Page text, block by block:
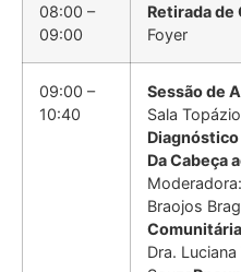
08:00 –
09:00
Retirada de
Foyer
09:00 –
10:40
Sessão de
Sala Topázio
Da Cabeça
Braojos
Dra.